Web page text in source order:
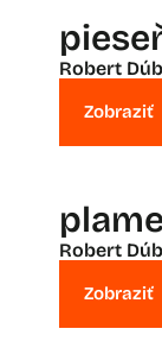
Robert
Zobraziť
Robert
Zobraziť